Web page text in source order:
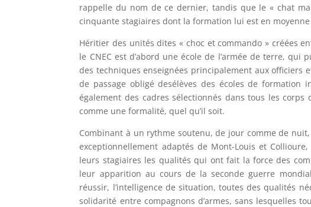
rappelle du nom de ce dernier, tandis que le « chat
cinquante stagiaires dont la formation lui est en
Héritier des unités dites « choc et commando » créées
le CNEC est d’abord une école de l’armée de terre,
des techniques enseignées principalement aux officiers
de passage obligé desélèves des écoles de
également des cadres sélectionnés dans tous les
comme une formalité, quel qu’il soit.
Combinant à un rythme soutenu, de jour comme de
exceptionnellement adaptés de Mont-Louis et
leurs stagiaires les qualités qui ont fait la force des
leur apparition au cours de la seconde guerre
réussir, l’intelligence de situation, toutes des qualités
solidarité entre compagnons d’armes, sans lesquelles